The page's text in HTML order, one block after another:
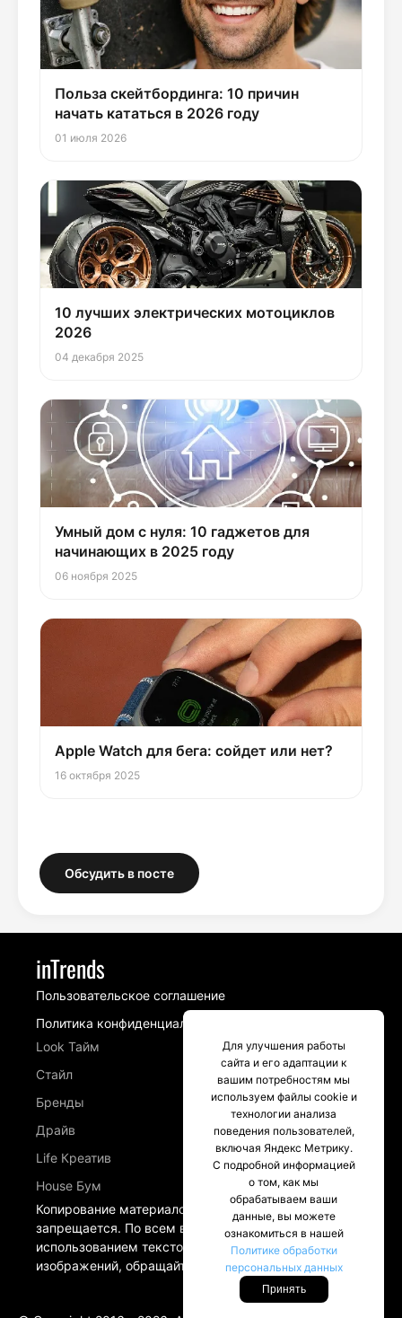
Польза скейтбординга: 10 причин
начать кататься в 2026 году
01 июля 2026
10 лучших электрических мотоциклов
2026
04 декабря 2025
Умный дом с нуля: 10 гаджетов для
начинающих в 2025 году
06 ноября 2025
Apple Watch для бега: сойдет или нет?
16 октября 2025
Обсудить в посте
inTrends
Пользовательское соглашение
Политика конфиденциальности
Look Тайм
Стайл
Бренды
Драйв
Life Креатив
House Бум
Копирование материалов сайта intrends.ru
запрещается. По всем вопросам, связанных с
использованием текстовых материалов и
изображений, обращайтесь в разделе Контакты.
Для улучшения работы
сайта и его адаптации к
вашим потребностям мы
используем файлы cookie и
технологии анализа
поведения пользователей,
включая Яндекс Метрику.
С подробной информацией
о том, как мы
обрабатываем ваши
данные, вы можете
ознакомиться в нашей
Политике обработки
персональных данных
Принять